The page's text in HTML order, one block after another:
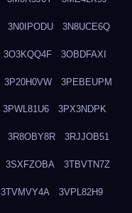
3N0IPODU 3N8UCE6Q
3O3KQQ4F 3OBDFAXI
3P20H0VW 3PEBEUPM
3PWL81U6 3PX3NDPK
3R8OBY8R 3RJJOB51
3SXFZOBA 3TBVTN7Z
3TVMVY4A 3VPL82H9